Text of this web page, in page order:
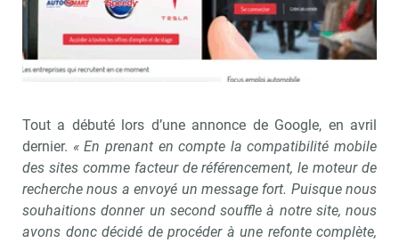
Tout a débuté lors d’une annonce de Google, en avril
dernier. « En prenant en compte la compatibilité mobile
des sites comme facteur de référencement, le moteur de
recherche nous a envoyé un message fort. Puisque nous
souhaitions donner un second souffle à notre site, nous
avons donc décidé de procéder à une refonte complète,